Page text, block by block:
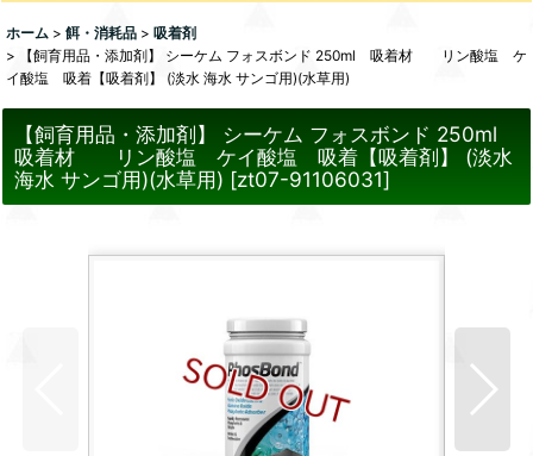
ホーム > 餌・消耗品 > 吸着剤
>
【飼育用品・添加剤】 シーケム フォスボンド 250ml 吸着材 リン酸塩 ケ
イ酸塩 吸着【吸着剤】 (淡水 海水 サンゴ用)(水草用)
【飼育用品・添加剤】 シーケム フォスボンド 250ml
吸着材 リン酸塩 ケイ酸塩 吸着【吸着剤】 (淡水
海水 サンゴ用)(水草用) [zt07-91106031]